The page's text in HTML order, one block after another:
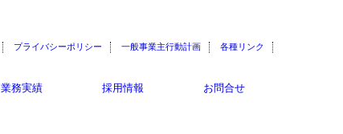
プライバシーポリシー 一般事業主行動計画 各種リンク
業務実績 採用情報 お問合せ